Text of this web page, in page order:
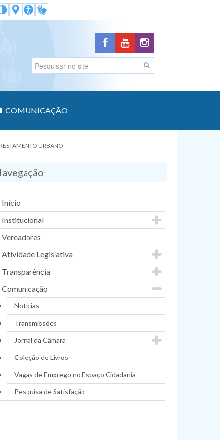
COMUNICAÇÃO
URBANO
Início
Institucional
Vereadores
Atividade Legislativa
Transparência
Comunicação
Notícias
Transmissões
Jornal da Câmara
Coleção de Livros
Vagas de Emprego no Espaço Cidadania
Pesquisa de Satisfação